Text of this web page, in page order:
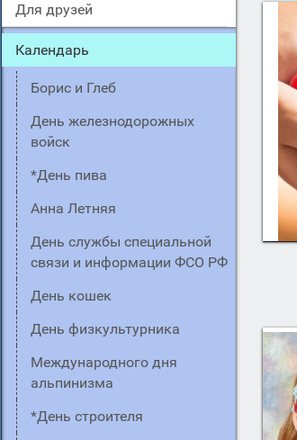
для друзей
Календарь
Борис и Глеб
День железнодорожных
войск
*день пива
Анна Летняя
День службы специальной
связи и информации ФСО РФ
День кошек
День физкультурника
Международного дня
альпинизма
*День строителя